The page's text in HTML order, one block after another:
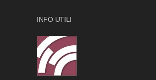
INFO UTILI